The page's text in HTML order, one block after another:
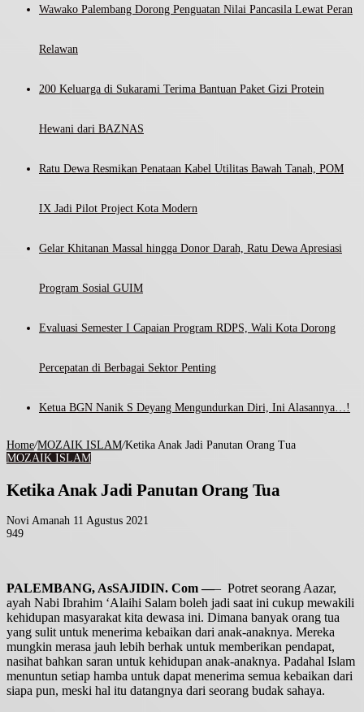
Wawako Palembang Dorong Penguatan Nilai Pancasila Lewat Peran
Relawan
200 Keluarga di Sukarami Terima Bantuan Paket Gizi Protein
Hewani dari BAZNAS
Ratu Dewa Resmikan Penataan Kabel Utilitas Bawah Tanah, POM
IX Jadi Pilot Project Kota Modern
Gelar Khitanan Massal hingga Donor Darah, Ratu Dewa Apresiasi
Program Sosial GUIM
Evaluasi Semester I Capaian Program RDPS, Wali Kota Dorong
Percepatan di Berbagai Sektor Penting
Ketua BGN Nanik S Deyang Mengundurkan Diri, Ini Alasannya…!
Home/MOZAIK ISLAM/Ketika Anak Jadi Panutan Orang Tua
MOZAIK ISLAM
Ketika Anak Jadi Panutan Orang Tua
Novi Amanah Send
11 Agustus 2021
949
PALEMBANG, AsSAJIDIN. Com —– Potret seorang Aazar,
ayah Nabi Ibrahim ‘Alaihi Salam boleh jadi saat ini cukup mewakili
kehidupan masyarakat kita dewasa ini. Dimana banyak orang tua
yang sulit untuk menerima kebaikan dari anak-anaknya. Mereka
mungkin merasa jauh lebih berhak untuk memberikan pendapat,
nasihat bahkan saran untuk kehidupan anak-anaknya. Padahal Islam
menuntun setiap hamba untuk dapat menerima semua kebaikan dari
siapa pun, meski hal itu datangnya dari seorang budak sahaya.